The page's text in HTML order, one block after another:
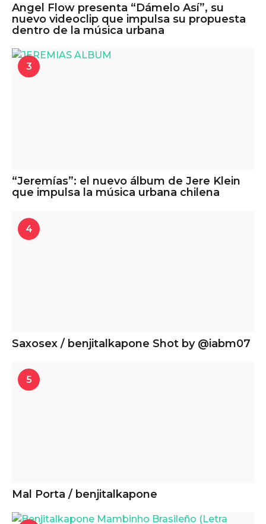
Angel Flow presenta “Dámelo Así”, su
nuevo videoclip que impulsa su propuesta
dentro de la música urbana
3
“Jeremías”: el nuevo álbum de Jere Klein
que impulsa la música urbana chilena
4
Saxosex / benjitalkapone Shot by @iabm07
5
Mal Porta / benjitalkapone